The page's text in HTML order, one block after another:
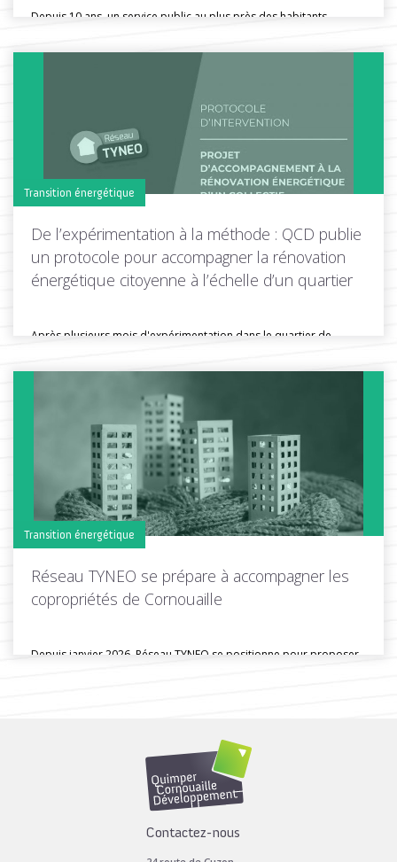
Depuis 10 ans, un service public au plus près des habitants
Toutes les actus de cette rubrique
Transition énergétique
De l’expérimentation à la méthode : QCD publie
un protocole pour accompagner la rénovation
énergétique citoyenne à l’échelle d’un quartier
Après plusieurs mois d'expérimentation dans le quartier de
Toutes les actus de cette rubrique
Transition énergétique
Réseau TYNEO se prépare à accompagner les
copropriétés de Cornouaille
Depuis janvier 2026, Réseau TYNEO se positionne pour proposer
Toutes les actus de cette rubrique
Contactez-nous